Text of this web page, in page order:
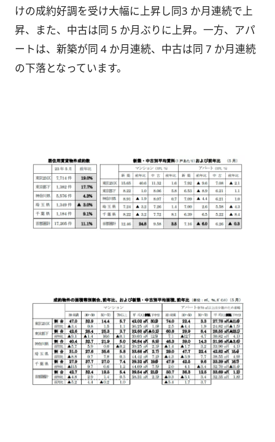
けの成約好調を受け大幅に上昇し同3 か月連続で上
昇、また、中古は同 5 か月ぶりに上昇。一方、アパ
ートは、新築が同 4 か月連続、中古は同 7 か月連続
の下落となっています。